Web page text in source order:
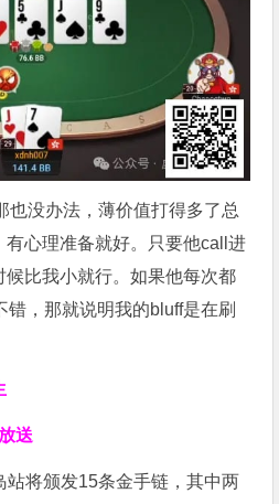
也没办法，薄价值打得多了总
心理准备就好。只要他call进
比我小就行。如果他每次都
，那就说明我的bluff是在刷
送
站将颁发15条金手链，其中两